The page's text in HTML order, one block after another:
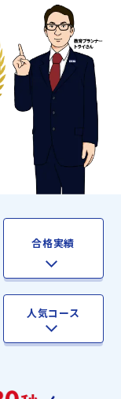
合格実績
人気コース